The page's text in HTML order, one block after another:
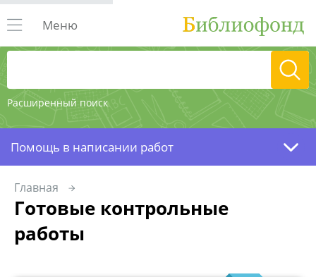
Расширенный поиск
Меню
Помощь в написании работ
Главная
Готовые контрольные
работы